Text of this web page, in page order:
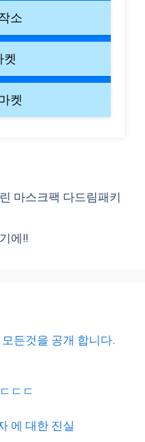
소
켓
켓
마스크팩 다드림패키
에!!
든것을 공개 합니다.
ㄷㄷ
에 대한 진실